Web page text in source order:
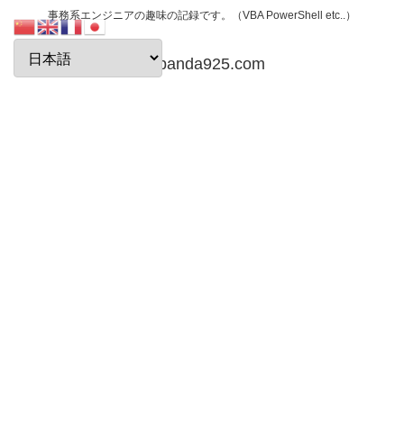
事務系エンジニアの趣味の記録です。（VBA PowerShell etc..）
papanda925.com